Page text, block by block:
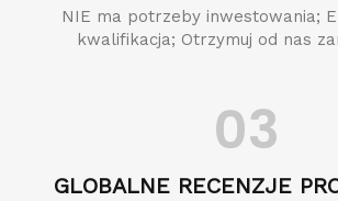
NIE ma potrzeby inwestowania;
kwalifikacja; Otrzymuj od nas
03
GLOBALNE RECENZJE